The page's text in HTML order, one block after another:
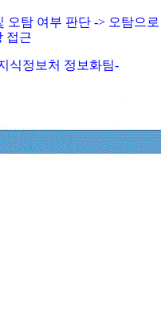
오탐 여부 판단 -> 오탐으
접근
식정보처 정보화팀-